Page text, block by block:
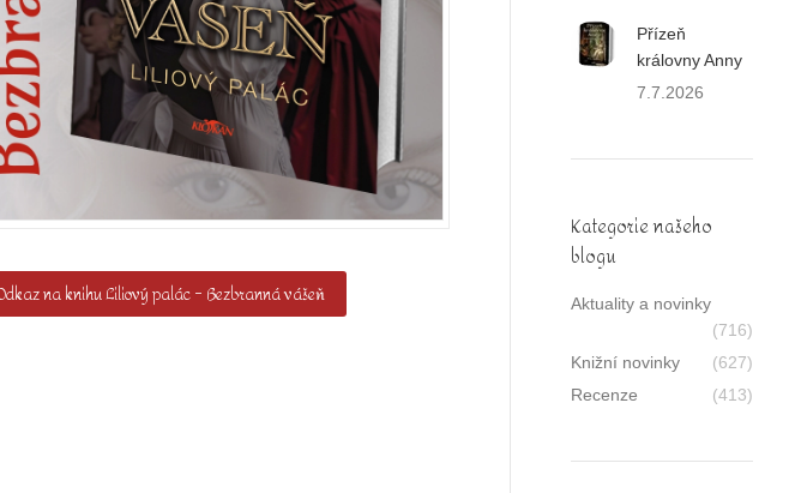
na knihu Liliový palác – Bezbranná vášeň
Přízeň
královny Anny
7.7.2026
Kategorie našeho
blogu
Aktuality a novinky
(716)
Knižní novinky
(627)
Recenze
(413)